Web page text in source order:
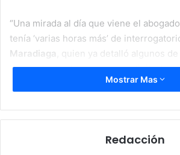
“Una mirada al día que viene el
tenía ‘varias horas más’ de
Maradiaga , quien ya detalló algunos
hoy, incluido al menosuno solicitado
juez de San Pedro Sula”,
Rivera Maradiaga no reveló la
rival de ella, sin brindar más detalles.
Mostrar Mas
Redacción